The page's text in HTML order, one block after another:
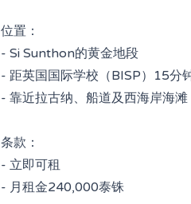
位置：
- Si Sunthon的黄金地段
- 距英国国际学校（BISP）15分
- 靠近拉古纳、船道及西海岸海滩
条款：
- 立即可租
- 月租金240,000泰铢